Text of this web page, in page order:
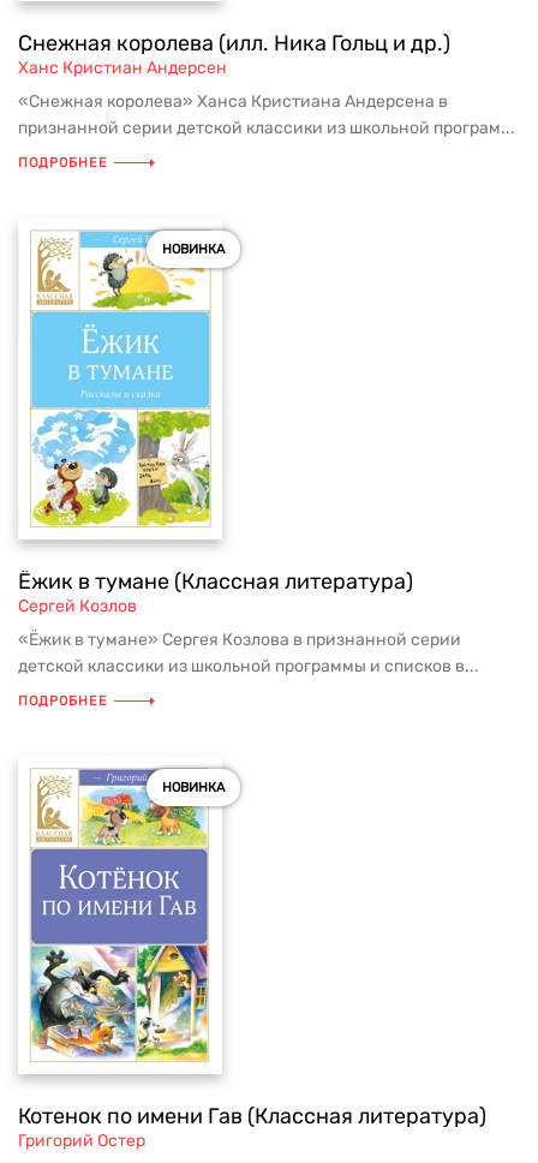
Снежная королева (илл. Ника Гольц и др.)
Ханс Кристиан Андерсен
«Снежная королева» Ханса Кристиана Андерсена в
признанной серии детской классики из школьной програм...
ПОДРОБНЕЕ
НОВИНКА
Ёжик в тумане (Классная литература)
Сергей Козлов
«Ёжик в тумане» Сергея Козлова в признанной серии
детской классики из школьной программы и списков в...
ПОДРОБНЕЕ
НОВИНКА
Котенок по имени Гав (Классная литература)
Григорий Остер